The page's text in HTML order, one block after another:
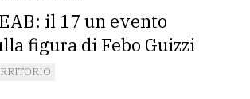
il 17 un evento
figura di Febo Guizzi